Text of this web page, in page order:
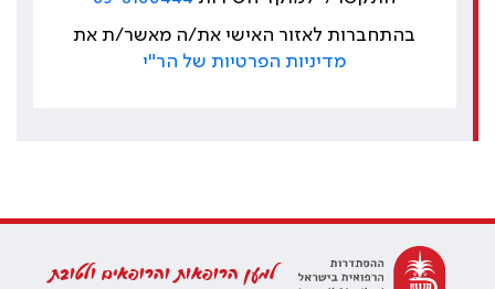
בהתחברות לאזור האישי את/ה מאשר/ת את
מדיניות הפרטיות של הר"י
למען הרופאות והרופאים ולטובת